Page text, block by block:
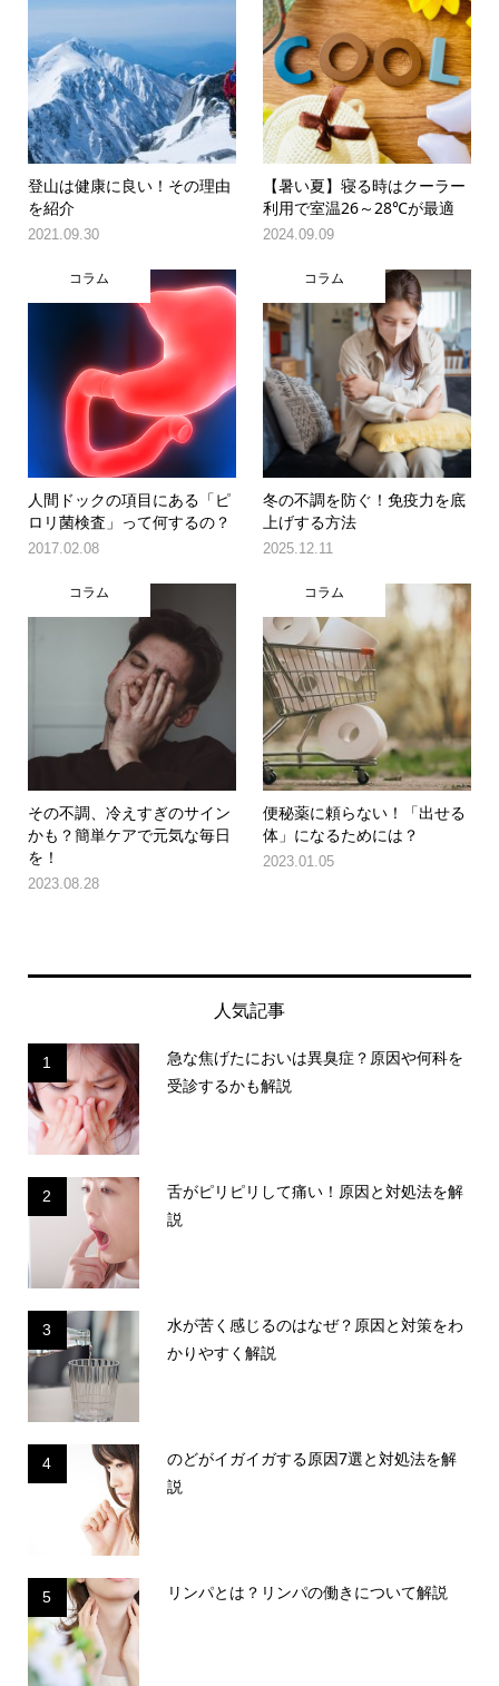
登山は健康に良い！その理由
を紹介
2021.09.30
【暑い夏】寝る時はクーラー
利用で室温26～28℃が最適
2024.09.09
コラム
人間ドックの項目にある「ピ
ロリ菌検査」って何するの？
2017.02.08
コラム
冬の不調を防ぐ！免疫力を底
上げする方法
2025.12.11
コラム
その不調、冷えすぎのサイン
かも？簡単ケアで元気な毎日
を！
2023.08.28
コラム
便秘薬に頼らない！「出せる
体」になるためには？
2023.01.05
人気記事
1
急な焦げたにおいは異臭症？原因や何科を
受診するかも解説
2
舌がピリピリして痛い！原因と対処法を解
説
3
水が苦く感じるのはなぜ？原因と対策をわ
かりやすく解説
4
のどがイガイガする原因7選と対処法を解
説
5 リンパとは？リンパの働きについて解説